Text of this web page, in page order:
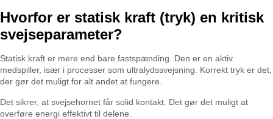
Hvorfor er statisk kraft (tryk) en kritisk
svejseparameter?
Statisk kraft er mere end bare fastspænding. Den er en aktiv
medspiller, især i processer som ultralydssvejsning. Korrekt tryk er det,
der gør det muligt for alt andet at fungere.
Det sikrer, at svejsehornet får solid kontakt. Det gør det muligt at
overføre energi effektivt til delene.